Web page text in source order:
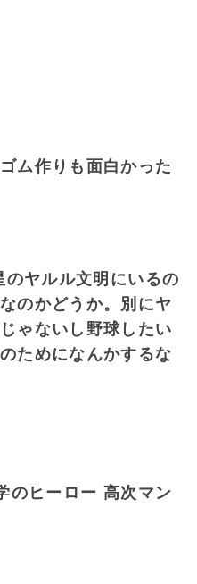
ム作りも面白かった
ヤルル文明にいるの
のかどうか。別にヤ
ゃないし野球したい
ためになんかするな
のヒーロー 高次マン